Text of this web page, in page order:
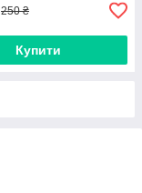
250 ₴
Купити